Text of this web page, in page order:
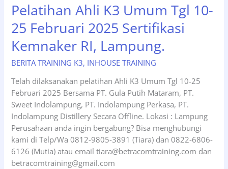
Sertifikasi
Kemnaker
RI
Tgl
10-
Maret
2025,
Full
Online.
Pelatihan Ahli K3 Umum Tgl 10-
25 Februari 2025 Sertifikasi
Kemnaker RI, Lampung.
BERITA TRAINING K3, INHOUSE TRAINING
Telah dilaksanakan pelatihan Ahli K3 Umum Tgl 10-25
Februari 2025 Bersama PT. Gula Putih Mataram, PT.
Sweet Indolampung, PT. Indolampung Perkasa, PT.
Indolampung Distillery Secara Offline. Lokasi : Lampung
Perusahaan anda ingin bergabung? Bisa menghubungi
kami di Telp/Wa 0812-9805-3891 (Tiara) dan 0822-6806-
6126 (Mutia) atau email tiara@betracomtraining.com dan
betracomtraining@gmail.com